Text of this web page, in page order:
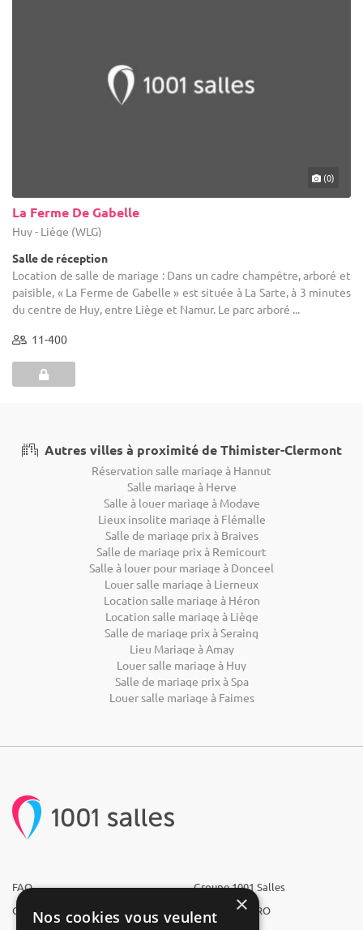
(0)
La Ferme De Gabelle
Huy - Liège (WLG)
Salle de réception
Location de salle de mariage : Dans un cadre champêtre, arboré et
paisible, « La Ferme de Gabelle » est située à La Sarte, à 3 minutes
du centre de Huy, entre Liège et Namur. Le parc arboré ...
11-400
Autres villes à proximité de Thimister-Clermont
Réservation salle mariage à Hannut
Salle mariage à Herve
Salle à louer mariage à Modave
Lieux insolite mariage à Flémalle
Salle de mariage prix à Braives
Salle de mariage prix à Remicourt
Salle à louer pour mariage à Donceel
Louer salle mariage à Lierneux
Location salle mariage à Héron
Location salle mariage à Liège
Salle de mariage prix à Seraing
Lieu Mariage à Amay
Louer salle mariage à Huy
Salle de mariage prix à Spa
Louer salle mariage à Faimes
FAQ
Qui sommes-nous ?
Groupe 1001 Salles
1001 Salles PRO
×
Nos cookies vous veulent